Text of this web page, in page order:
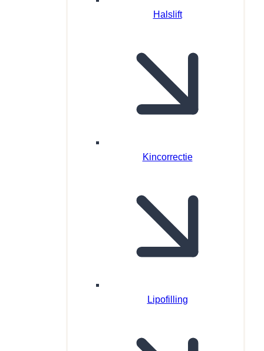
Halslift
Kincorrectie
Lipofilling